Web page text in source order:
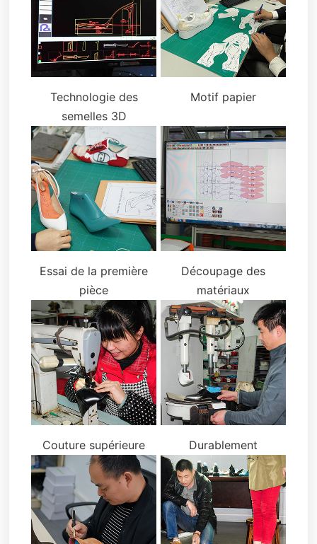
Technologie des
semelles 3D
Motif papier
Essai de la première
pièce
Découpage des
matériaux
Couture supérieure Durablement